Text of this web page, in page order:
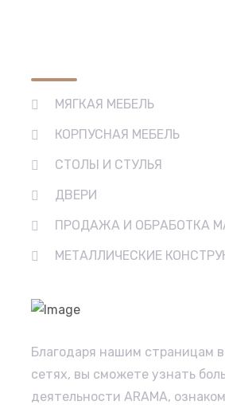
МЯГКАЯ МЕБЕЛЬ
КОРПУСНАЯ МЕБЕЛЬ
СТОЛЫ И СТУЛЬЯ
ДВЕРИ
ПРОДАЖА И ОБРАБОТКА
МЕТАЛЛИЧЕСКИЕ
Благодаря нашим страницам
сетях, вы сможете узнать
деятельности ARAMA,